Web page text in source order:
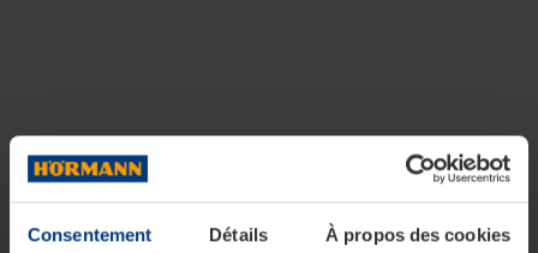
Consentement Détails À propos des cookies